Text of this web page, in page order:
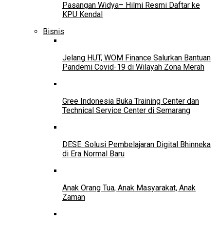
Pasangan Widya– Hilmi Resmi Daftar ke
KPU Kendal
Bisnis
Jelang HUT, WOM Finance Salurkan Bantuan
Pandemi Covid-19 di Wilayah Zona Merah
Gree Indonesia Buka Training Center dan
Technical Service Center di Semarang
DESE: Solusi Pembelajaran Digital Bhinneka
di Era Normal Baru
Anak Orang Tua, Anak Masyarakat, Anak
Zaman